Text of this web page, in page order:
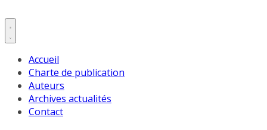
Accueil
Charte de publication
Auteurs
Archives actualités
Contact